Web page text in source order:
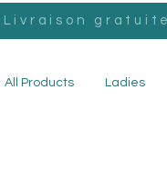
Livraison
All Products Ladies